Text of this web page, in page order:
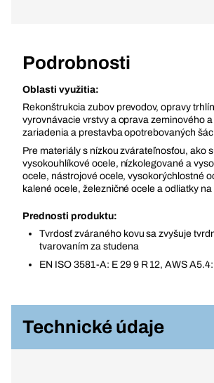
Podrobnosti
Oblasti využitia:
Rekonštrukcia zubov prevodov, opravy
vyrovnávacie vrstvy a oprava zeminového
zariadenia a prestavba opotrebovaných
Pre materiály s nízkou zvárateľnosťou, ako
vysokouhlíkové ocele, nízkolegované a
ocele, nástrojové ocele, vysokorýchlostné
kalené ocele, železničné ocele a odliatky
Prednosti produktu:
Tvrdosť zváraného kovu sa zvyšuje
tvarovaním za studena
EN ISO 3581-A: E 29 9 R 12, AWS
Technické údaje